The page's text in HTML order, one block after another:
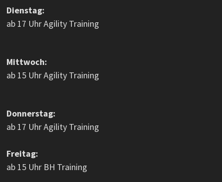
Dienstag:
ab 17 Uhr Agility Training
Mittwoch:
ab 15 Uhr Agility Training
Donnerstag:
ab 17 Uhr Agility Training
Freitag:
ab 15 Uhr BH Training